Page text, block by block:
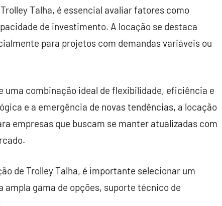
Talha, é essencial avaliar fatores como
de investimento. A locação se destaca
para projetos com demandas variáveis ou
uma combinação ideal de flexibilidade, eficiência e
e a emergência de novas tendências, a locação
empresas que buscam se manter atualizadas com
de Trolley Talha, é importante selecionar um
gama de opções, suporte técnico de